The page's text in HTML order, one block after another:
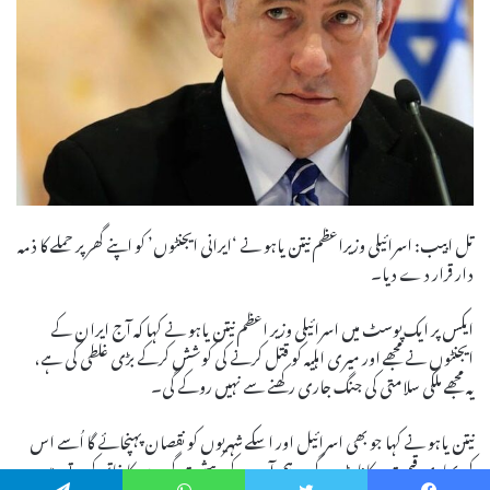
تل ابیب: اسرائیلی وزیراعظم نیتن یاہو نے ‘ایرانی ایجنٹوں’ کو اپنے گھر پر حملے کا ذمہ
دار قرار دے دیا۔
ایکس پر ایک پوسٹ میں اسرائیلی وزیر اعظم نیتن یاہو نے کہا کہ آج ایران کے
ایجنٹوں نے مجھے اور میری اہلیہ کو قتل کرنے کی کوشش کرکے بڑی غلطی کی ہے،
یہ مجھے ملکی سلامتی کی جنگ جاری رکھنے سے نہیں روکے گی۔
نیتن یاہو نے کہا جو بھی اسرائیل اور اسکے شہریوں کو نقصان پہنچائے گا اُسے اس
کی بھاری قیمت چکانا پڑے گی۔ ہم آپ کے دہشت گردوں کا خاتمہ کرتے رہیں